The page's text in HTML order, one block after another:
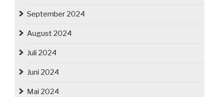
September 2024
August 2024
Juli 2024
Juni 2024
Mai 2024